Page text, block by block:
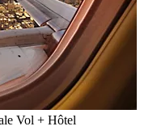
Vol + Hôtel